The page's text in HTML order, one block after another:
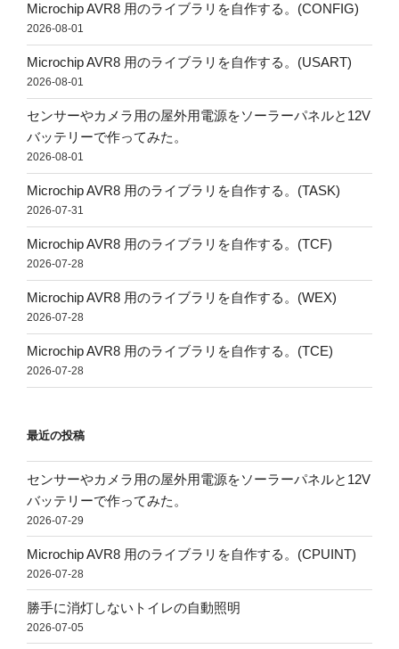
Microchip AVR8 用のライブラリを自作する。(CONFIG)
2026-08-01
Microchip AVR8 用のライブラリを自作する。(USART)
2026-08-01
センサーやカメラ用の屋外用電源をソーラーパネルと12V
バッテリーで作ってみた。
2026-08-01
Microchip AVR8 用のライブラリを自作する。(TASK)
2026-07-31
Microchip AVR8 用のライブラリを自作する。(TCF)
2026-07-28
Microchip AVR8 用のライブラリを自作する。(WEX)
2026-07-28
Microchip AVR8 用のライブラリを自作する。(TCE)
2026-07-28
最近の投稿
センサーやカメラ用の屋外用電源をソーラーパネルと12V
バッテリーで作ってみた。
2026-07-29
Microchip AVR8 用のライブラリを自作する。(CPUINT)
2026-07-28
勝手に消灯しないトイレの自動照明
2026-07-05